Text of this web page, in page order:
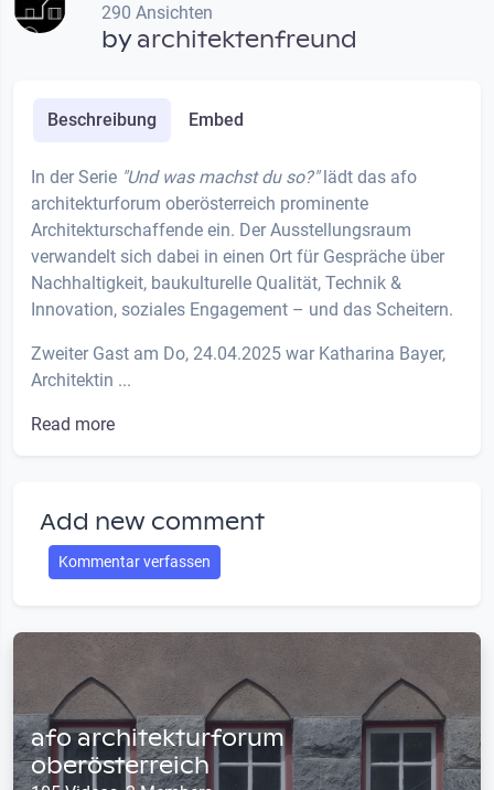
290 Ansichten
byarchitektenfreund
Beschreibung Embed
In der Serie "Und was machst du so?"lädt das afo
architekturforum oberösterreich prominente
Architekturschaffende ein. Der Ausstellungsraum
verwandelt sich dabei in einen Ort für Gespräche über
Nachhaltigkeit, baukulturelle Qualität, Technik &
Innovation, soziales Engagement – und das Scheitern.
Zweiter Gast am Do, 24.04.2025 war Katharina Bayer,
Architektin ...
Read more
Add new comment
Kommentar verfassen
afo architekturforum
oberösterreich